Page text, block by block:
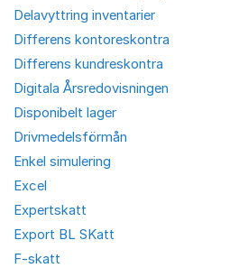
Delavyttring inventarier
Differens kontoreskontra
Differens kundreskontra
Digitala Årsredovisningen
Disponibelt lager
Drivmedelsförmån
Enkel simulering
Excel
Expertskatt
Export BL SKatt
F-skatt